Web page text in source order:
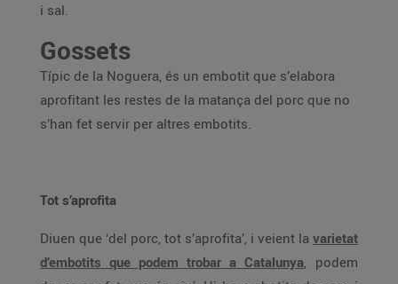
i sal.
Gossets
Típic de la Noguera, és un embotit que s’elabora
aprofitant les restes de la matança del porc que no
s’han fet servir per altres embotits.
Tot s’aprofita
Diuen que ‘del porc, tot s’aprofita’, i veient la varietat
d’embotits que podem trobar a Catalunya, podem